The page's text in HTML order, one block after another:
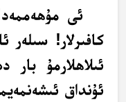
ئى
كافىرلار! سىلەر
ئىلاھلارمۇ بار
ئۇنداق